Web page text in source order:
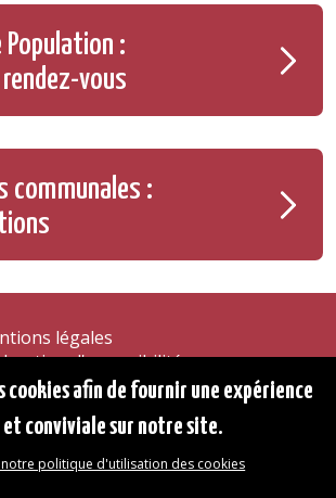
Population :
rendez-vous
communales :
légales
d'accessibilité
services de l'administration
cookies afin de fournir une expérience
conviviale sur notre site.
politique d'utilisation des cookies